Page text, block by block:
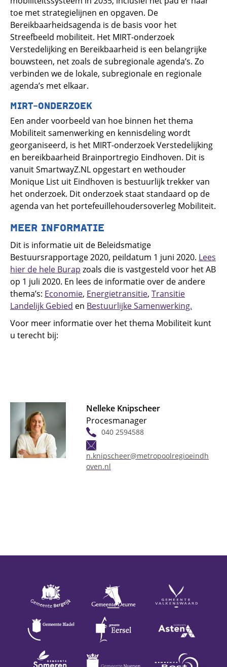
toe met strategielijnen en opgaven. De
Bereikbaarheidsagenda is de basis voor het
Streefbeeld mobiliteit. Het MIRT-onderzoek
Verstedelijking en Bereikbaarheid is een belangrijke
bouwsteen, net zoals de subregionale agenda’s. Zo
verbinden we de lokale, subregionale en regionale
agenda’s met elkaar.
MIRT-ONDERZOEK
Een ander voorbeeld van hoe binnen het thema
Mobiliteit samenwerking en kennisdeling wordt
georganiseerd, is het MIRT-onderzoek Verstedelijking
en bereikbaarheid Brainportregio Eindhoven. Dit is
vanuit SmartwayZ.NL opgestart en wethouder
Monique List uit Eindhoven is bestuurlijk trekker van
het onderzoek. Dit onderzoek staat standaard op de
agenda van het portefeuillehoudersoverleg Mobiliteit.
MEER INFORMATIE
Dit is informatie uit de Beleidsmatige
Bestuursrapportage 2020, peildatum 1 juni 2020. Lees
hier de hele Burap zoals die is vastgesteld voor het AB
op 1 juli 2020. En lees de informatie over de andere
thema’s: Economie, Energietransitie, Transitie
Landelijk Gebied en Bestuurlijke Samenwerking.
Voor meer informatie over het thema Mobiliteit kunt
u terecht bij:
Nelleke Knipscheer
Procesmanager
040 2594588
n.knipscheer@metropoolregioeindh
oven.nl